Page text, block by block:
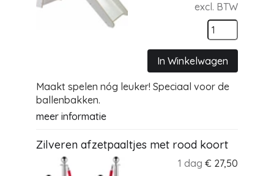
excl. BTW
In Winkelwagen
Maakt spelen nóg leuker! Speciaal voor de
ballenbakken.
meer informatie
Zilveren afzetpaaltjes met rood koort
1 dag € 27,50